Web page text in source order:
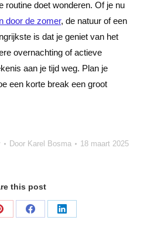
routine doet wonderen. Of je nu
door de zomer, de natuur of een
is dat je geniet van het
overnachting of actieve
aan je tijd weg. Plan je
een korte break een groot
Door Karel Bosma 18 maart 2025
this post
Deel
Deel